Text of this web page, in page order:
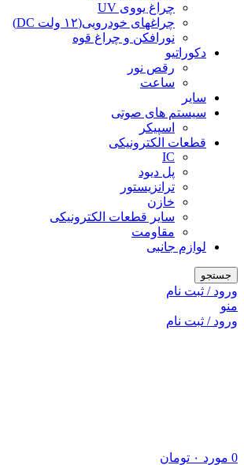
چراغ یووی UV
چراغهای خودرویی(۱۲ ولت DC)
نورافکن و چراغ قوه
دکوراتیو
رقص نور
ساعت
سایر
سیستم های صوتی
اسپیکر
قطعات الکترونیکی
IC
پل دیود
ترانزیستور
خازن
سایر قطعات الکترونیکی
مقاومت
لوازم جانبی
جستجو
ورود / ثبت نام
منو
ورود / ثبت نام
0 مورد ۰ تومان